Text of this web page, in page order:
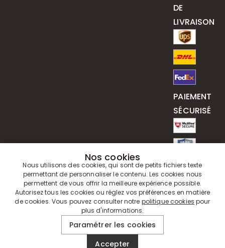
DE
LIVRAISON
PAIEMENT
SÉCURISÉ
© 2019 - 2026Drawelry . Tous Droits Réservés.
Nos cookies
Nous utilisons des cookies, qui sont de petits fichiers texte
permettant de personnaliser le contenu. Les cookies nous
permettent de vous offrir la meilleure expérience possible.
Autorisez tous les cookies ou réglez vos préférences en matière
de cookies. Vous pouvez consulter notre politique cookies pour
plus d'informations.
Paramétrer les cookies
Accepter